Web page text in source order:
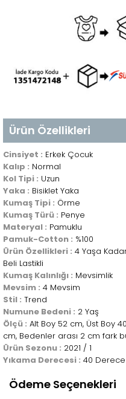
Ürün Özellikleri
Cinsiyet : Erkek Çocuk
Kalıp : Normal
Kol Tipi : Uzun
Yaka : Bisiklet Yaka
Kumaş Tipi : Örme
Kumaş Türü : Penye
Materyal : Pamuklu
Pamuk-Cotton : %100
Ürün Özellikleri : 4 Yaşa
Beli Lastikli
Kumaş Kalınlığı : Mevsimlik
Mevsim : 4 Mevsim
Stil : Trend
Numune Bedeni : 2 Yaş
Ölçü : Alt Boy 52 cm, Üst Boy
cm, Bedenler arası 2 cm fark
Ürün Sezonu : 2021 / 1
Yıkama Derecesi : 40 Derece
Ödeme Seçenekleri